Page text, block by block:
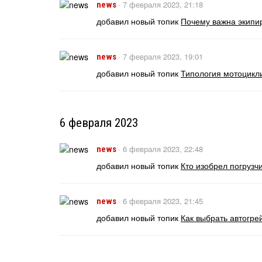
news · 7 февраля 2023, 21:18
добавил новый топик Почему важна
news · 7 февраля 2023, 19:01
добавил новый топик Типология
6 февраля 2023
news · 6 февраля 2023, 22:48
добавил новый топик Кто изобрел
news · 6 февраля 2023, 21:45
добавил новый топик Как выбрать